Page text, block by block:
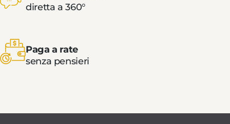
diretta a 360°
Paga a rate
senza pensieri